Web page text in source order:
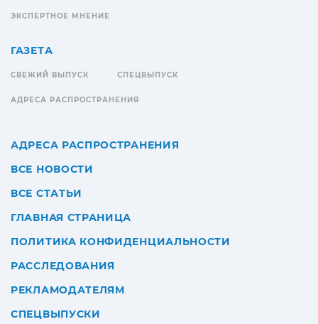
ЭКСПЕРТНОЕ МНЕНИЕ
ГАЗЕТА
СВЕЖИЙ ВЫПУСК СПЕЦВЫПУСК
АДРЕСА РАСПРОСТРАНЕНИЯ
АДРЕСА РАСПРОСТРАНЕНИЯ
ВСЕ НОВОСТИ
ВСЕ СТАТЬИ
ГЛАВНАЯ СТРАНИЦА
ПОЛИТИКА КОНФИДЕНЦИАЛЬНОСТИ
РАССЛЕДОВАНИЯ
РЕКЛАМОДАТЕЛЯМ
СПЕЦВЫПУСКИ